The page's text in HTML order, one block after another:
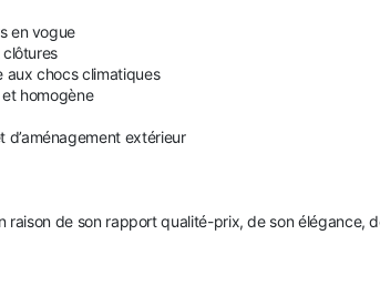
en vogue
aux chocs climatiques
et homogène
extérieur
raison de son rapport qualité-prix, de son élégance,